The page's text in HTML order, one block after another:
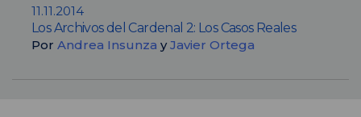
11.11.2014
Los Archivos del Cardenal 2: Los Casos Reales
Por Andrea Insunza yJavier Ortega